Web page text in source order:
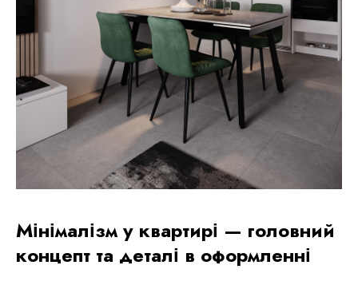
Мінімалізм у квартирі — головний
концепт та деталі в оформленні